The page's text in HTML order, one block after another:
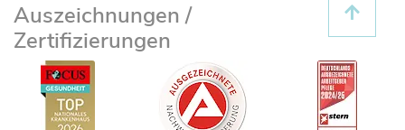
Auszeichnungen /
Zertifizierungen